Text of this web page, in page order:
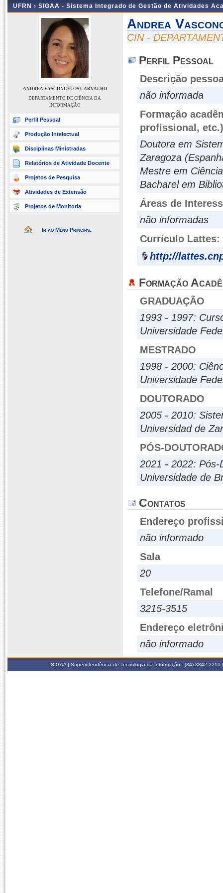
UFRN › SIGAA - Sistema Integrado de Gestão de Atividades
ANDREA VASCONCELOS CARVALHO
DEPARTAMENTO DE CIÊNCIA DA
INFORMAÇÃO
Perfil Pessoal
Produção Intelectual
Disciplinas Ministradas
Relatórios de Atividade Docente
Projetos de Pesquisa
Atividades de Extensão
Projetos de Monitoria
Ir ao Menu Principal
Andrea
CIN -
Perfil Pessoal
Descrição
não informada
Formação
profissional, etc.)
Doutora em
Zaragoza
Mestre em
Bacharel em
Áreas de
não informadas
Currículo Lattes:
http://
Formação
GRADUAÇÃO
1993 - 1997:
Universidade
MESTRADO
1998 - 2000:
Universidade
DOUTORADO
2005 - 2010:
Universidad de
PÓS-
2021 - 2022: Pós-
Universidade de
Contatos
Endereço
não informado
Sala
20
Telefone/Ramal
3215-3515
Endereço
não informado
SIGAA | Superintendência de Tecnologia da Informação - (84) 3342